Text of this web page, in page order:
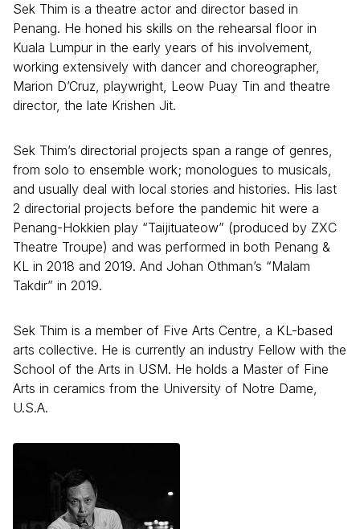
Sek Thim is a theatre actor and director based in
Penang. He honed his skills on the rehearsal floor in
Kuala Lumpur in the early years of his involvement,
working extensively with dancer and choreographer,
Marion D’Cruz, playwright, Leow Puay Tin and theatre
director, the late Krishen Jit.
Sek Thim’s directorial projects span a range of genres,
from solo to ensemble work; monologues to musicals,
and usually deal with local stories and histories. His last
2 directorial projects before the pandemic hit were a
Penang-Hokkien play “Taijituateow” (produced by ZXC
Theatre Troupe) and was performed in both Penang &
KL in 2018 and 2019. And Johan Othman’s “Malam
Takdir” in 2019.
Sek Thim is a member of Five Arts Centre, a KL-based
arts collective. He is currently an industry Fellow with the
School of the Arts in USM. He holds a Master of Fine
Arts in ceramics from the University of Notre Dame,
U.S.A.